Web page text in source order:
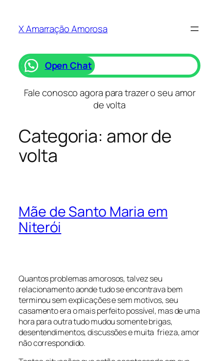
X Amarração Amorosa
Open Chat
Fale conosco agora para trazer o seu amor
de volta
Categoria: amor de
volta
Mãe de Santo Maria em
Niterói
Quantos problemas amorosos, talvez seu
relacionamento aonde tudo se encontrava bem
terminou sem explicações e sem motivos, seu
casamento era o mais perfeito possível, mas de uma
hora para outra tudo mudou somente brigas,
desentendimentos, discussões e muita frieza, amor
não correspondido.